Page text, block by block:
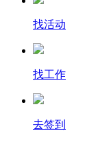
找活动
找工作
去签到